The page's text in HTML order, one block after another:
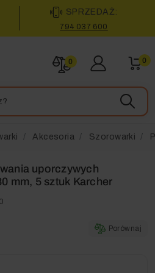
SPRZEDAŻ:
794 037 600
0 0
Akcesoria Szorowarki
uporczywych
mm, 5 sztuk Karcher
Porównaj